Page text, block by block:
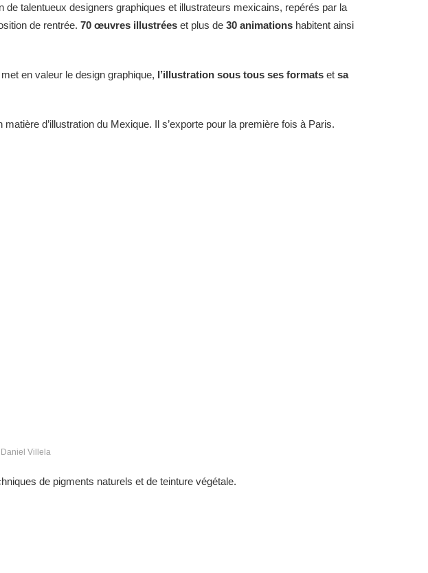
talentueux designers graphiques et illustrateurs mexicains, repérés par la
de rentrée. 70 œuvres illustrées et plus de 30 animations habitent ainsi
en valeur le design graphique, l’illustration sous tous ses formats et sa
d’illustration du Mexique. Il s’exporte pour la première fois à Paris.
Villela
de pigments naturels et de teinture végétale.